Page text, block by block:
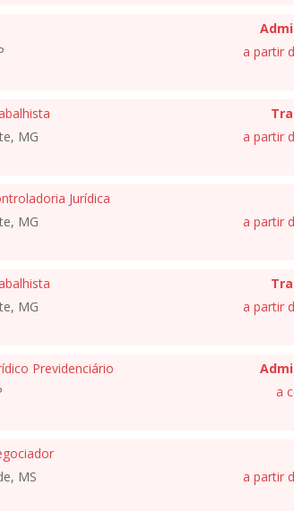
a partir
MG
a partir
Jurídica
MG
a partir
MG
a partir
Previdenciário
a
MS
a partir